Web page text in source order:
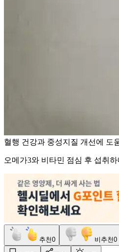
혈행 건강과 중성지질 개선에 도
오메가3와 비타민 점심 후 섭취하
추천0 비추천0